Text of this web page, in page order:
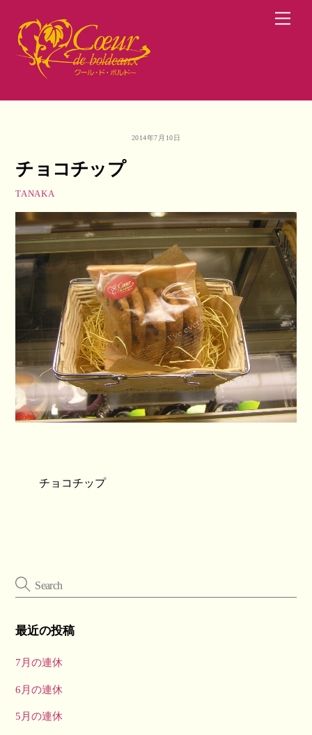
content
2014年7月10日
チョコチップ
TANAKA
チョコチップ
最近の投稿
7月の連休
6月の連休
5月の連休